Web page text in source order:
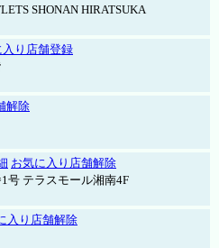
SHONAN HIRATSUKA
入り店舗登録
解除
お気に入り店舗解除
号 テラスモール湘南4F
入り店舗解除